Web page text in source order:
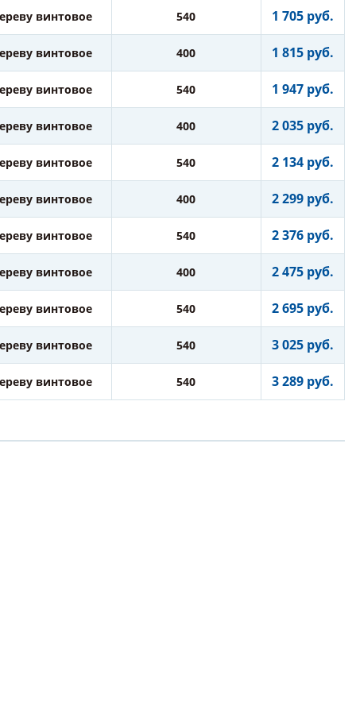
винтовое 540 1 705 руб.
винтовое 400 1 815 руб.
винтовое 540 1 947 руб.
винтовое 400 2 035 руб.
винтовое 540 2 134 руб.
винтовое 400 2 299 руб.
винтовое 540 2 376 руб.
винтовое 400 2 475 руб.
винтовое 540 2 695 руб.
винтовое 540 3 025 руб.
винтовое 540 3 289 руб.